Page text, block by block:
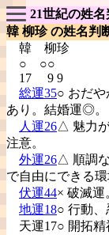
21世紀の姓
韓 柳珍 の姓名判
韓 柳珍
○ ○○
17 9 9
総運35○ おだ
あり。結婚運◎。
人運26△ 魅力
注意。
外運26△ 順調
で自由にできる環
伏運44× 破滅運
地運18○ 行動、
天運17○ 開拓精